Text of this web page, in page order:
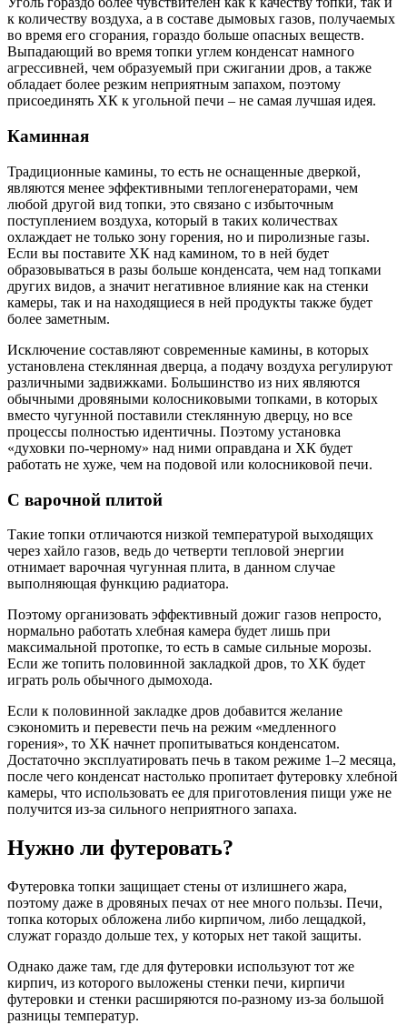
к количеству воздуха, а в составе дымовых газов, получаемых
во время его сгорания, гораздо больше опасных веществ.
Выпадающий во время топки углем конденсат намного
агрессивней, чем образуемый при сжигании дров, а также
обладает более резким неприятным запахом, поэтому
присоединять ХК к угольной печи – не самая лучшая идея.
Каминная
Традиционные камины, то есть не оснащенные дверкой,
являются менее эффективными теплогенераторами, чем
любой другой вид топки, это связано с избыточным
поступлением воздуха, который в таких количествах
охлаждает не только зону горения, но и пиролизные газы.
Если вы поставите ХК над камином, то в ней будет
образовываться в разы больше конденсата, чем над топками
других видов, а значит негативное влияние как на стенки
камеры, так и на находящиеся в ней продукты также будет
более заметным.
Исключение составляют современные камины, в которых
установлена стеклянная дверца, а подачу воздуха регулируют
различными задвижками. Большинство из них являются
обычными дровяными колосниковыми топками, в которых
вместо чугунной поставили стеклянную дверцу, но все
процессы полностью идентичны. Поэтому установка
«духовки по-черному» над ними оправдана и ХК будет
работать не хуже, чем на подовой или колосниковой печи.
С варочной плитой
Такие топки отличаются низкой температурой выходящих
через хайло газов, ведь до четверти тепловой энергии
отнимает варочная чугунная плита, в данном случае
выполняющая функцию радиатора.
Поэтому организовать эффективный дожиг газов непросто,
нормально работать хлебная камера будет лишь при
максимальной протопке, то есть в самые сильные морозы.
Если же топить половинной закладкой дров, то ХК будет
играть роль обычного дымохода.
Если к половинной закладке дров добавится желание
сэкономить и перевести печь на режим «медленного
горения», то ХК начнет пропитываться конденсатом.
Достаточно эксплуатировать печь в таком режиме 1–2 месяца,
после чего конденсат настолько пропитает футеровку хлебной
камеры, что использовать ее для приготовления пищи уже не
получится из-за сильного неприятного запаха.
Нужно ли футеровать?
Футеровка топки защищает стены от излишнего жара,
поэтому даже в дровяных печах от нее много пользы. Печи,
топка которых обложена либо кирпичом, либо лещадкой,
служат гораздо дольше тех, у которых нет такой защиты.
Однако даже там, где для футеровки используют тот же
кирпич, из которого выложены стенки печи, кирпичи
футеровки и стенки расширяются по-разному из-за большой
разницы температур.